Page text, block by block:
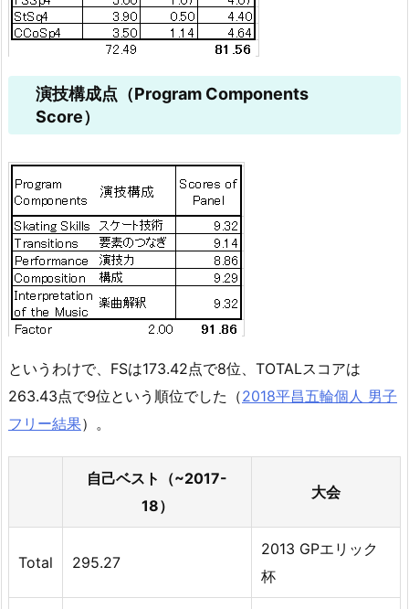
演技構成点（Program Components
Score）
というわけで、FSは173.42点で8位、TOTALスコアは
263.43点で9位という順位でした（2018平昌五輪個人 男子
フリー結果）。
自己ベスト（~2017-
18）
大会
Total 295.27
2013 GPエリック
杯